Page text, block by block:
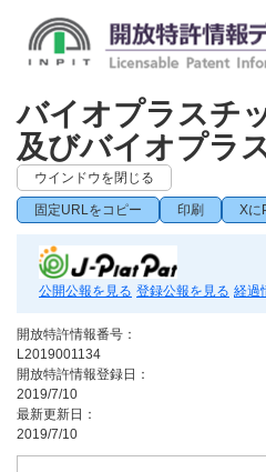
バイオプラスチ
及びバイオプラ
ウインドウを閉じる
固定URLをコピー 印刷 Xに
公開公報を見る 登録公報を見る 経過
開放特許情報番号：
L2019001134
開放特許情報登録日：
2019/7/10
最新更新日：
2019/7/10